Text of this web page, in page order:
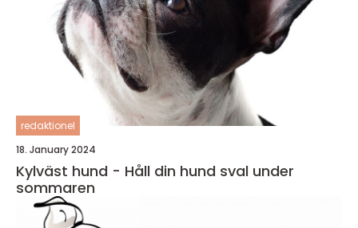
redaktionel
18. January 2024
Kylväst hund - Håll din hund sval under
sommaren